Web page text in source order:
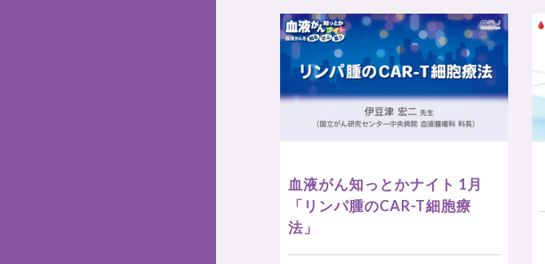
血液がん知っとかナイト 1月
「リンパ腫のCAR-T細胞療
法」